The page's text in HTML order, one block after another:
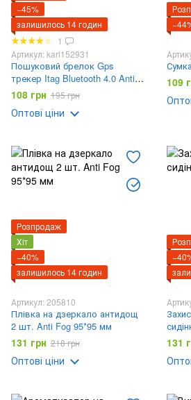
−45%
залишилось 14 годин
1
Артикул: karl152931
Пошуковий брелок Gps
трекер Itag Bluetooth 4.0 Anti
Lost
108 грн 195 грн
Оптові ціни
109
Розпродаж
Хіт
−40%
залишилось 14 годин
Артикул: 205810
Плівка на дзеркало антидощ
2 шт. Anti Fog 95*95 мм
131 грн 218 грн
Оптові ціни
131